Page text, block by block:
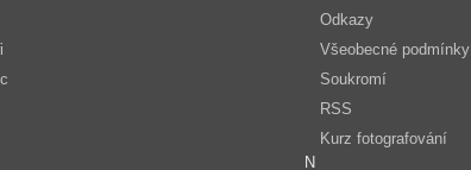
Odkazy
Všeobecné podmínky
Soukromí
RSS
Kurz fotografování
N